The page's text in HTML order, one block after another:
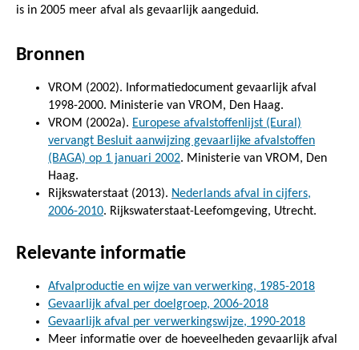
is in 2005 meer afval als gevaarlijk aangeduid.
Bronnen
VROM (2002). Informatiedocument gevaarlijk afval
1998-2000. Ministerie van VROM, Den Haag.
VROM (2002a). Europese afvalstoffenlijst (Eural)
vervangt Besluit aanwijzing gevaarlijke afvalstoffen
(BAGA) op 1 januari 2002. Ministerie van VROM, Den
Haag.
Rijkswaterstaat (2013). Nederlands afval in cijfers,
2006-2010. Rijkswaterstaat-Leefomgeving, Utrecht.
Relevante informatie
Afvalproductie en wijze van verwerking, 1985-2018
Gevaarlijk afval per doelgroep, 2006-2018
Gevaarlijk afval per verwerkingswijze, 1990-2018
Meer informatie over de hoeveelheden gevaarlijk afval